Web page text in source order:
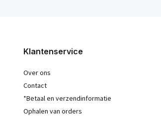
Klantenservice
Over ons
Contact
*Betaal en verzendinformatie
Ophalen van orders